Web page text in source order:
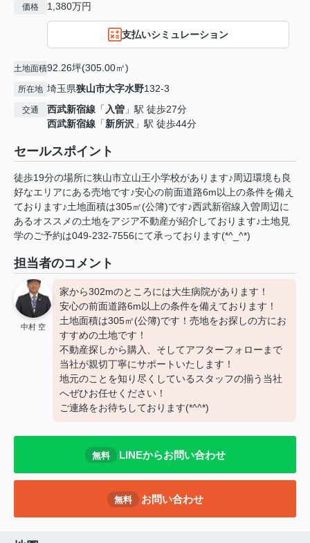
価格 1,380万円
支払いシミュレーション
土地面積92.26坪(305.00㎡)
所在地 埼玉県狭山市大字水野132-3
交通 西武新宿線 「 入曽 」駅 徒歩27分
西武新宿線 「新所沢 」駅 徒歩44分
セールスポイント
徒歩19分の場所に狭山市立山王小学校があります♪周辺環境も良
好なエリアにある売地です♪安心の前面道路6m以上の条件を備え
ております♪土地面積は305㎡(公簿)です♪西武新宿線入曽周辺に
あるオススメの土地をアジア不動産が紹介しております♪土地見
学のご予約は049-232-7556にて承っております(*^_^*)
担当者のコメント
中村 空
家から302mのところには大生病院があります！
安心の前面道路6m以上の条件を備えております！
土地面積は305㎡(公簿)です！売地をお探しの方にお
すすめの土地です！
不動産探しから購入、そしてアフターフォローまで
当社が親切丁寧にサポートいたします！
地元のことを知り尽くしているスタッフの揃う当社
へぜひお任せください！
ご連絡をお待ちしております(*^^*)
無料 LINEからお問い合わせ
無料 お問い合わせ